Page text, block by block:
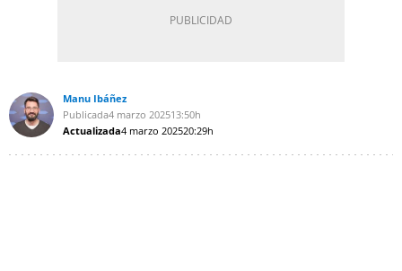
Manu Ibáñez
Publicada4 marzo 202513:50h
Actualizada4 marzo 202520:29h